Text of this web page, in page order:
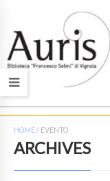
HOME/ EVENTO
ARCHIVES